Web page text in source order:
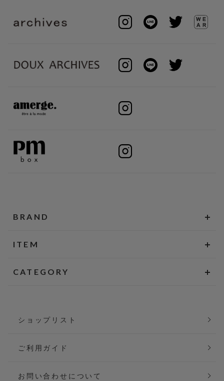
BRAND
ITEM
CATEGORY
ショップリスト
ご利用ガイド
お問い合わせについて